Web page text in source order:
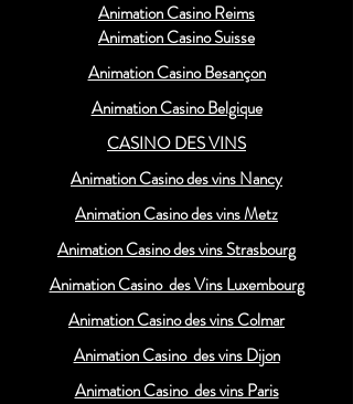
Animation Casino Reims
Animation Casino Suisse
Animation Casino Besançon
Animation Casino Belgique
CASINO DES VINS
Animation Casino des vins Nancy
Animation Casino des vins Metz
Animation Casino des vins Strasbourg
Animation Casino des Vins Luxembourg
Animation Casino des vins Colmar
Animation Casino des vins Dijon
Animation Casino des vins Paris